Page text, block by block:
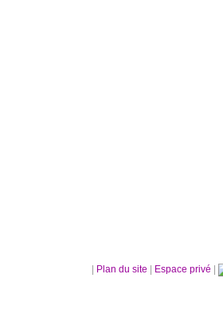
Plan du site Espace privé